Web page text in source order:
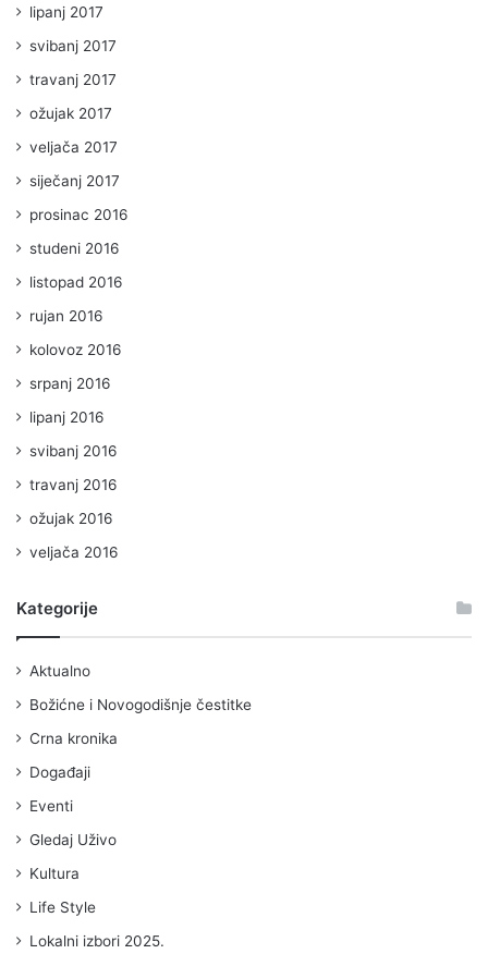
lipanj 2017
svibanj 2017
travanj 2017
ožujak 2017
veljača 2017
siječanj 2017
prosinac 2016
studeni 2016
listopad 2016
rujan 2016
kolovoz 2016
srpanj 2016
lipanj 2016
svibanj 2016
travanj 2016
ožujak 2016
veljača 2016
Kategorije
Aktualno
Božićne i Novogodišnje čestitke
Crna kronika
Događaji
Eventi
Gledaj Uživo
Kultura
Life Style
Lokalni izbori 2025.